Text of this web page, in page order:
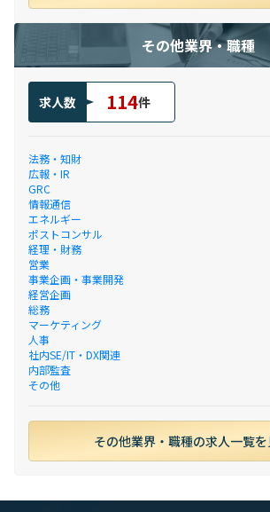
その他業界・職種
求人数 114件
法務・知財
広報・IR
GRC
情報通信
エネルギー
ポストコンサル
経理・財務
営業
事業企画・事業開発
経営企画
総務
マーケティング
人事
社内SE/IT・DX関連
内部監査
その他
その他業界・職種の求人一覧を